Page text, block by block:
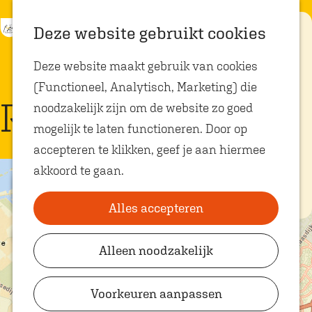
Deze website gebruikt cookies
Deze website maakt gebruik van cookies
(Functioneel, Analytisch, Marketing) die
noodzakelijk zijn om de website zo goed
mogelijk te laten functioneren. Door op
accepteren te klikken, geef je aan hiermee
akkoord te gaan.
Alles accepteren
Alleen noodzakelijk
Voorkeuren aanpassen
a
a
d
e
h
m
p
K
a
r
t
Z
e
k
e
n
e
n
u
Eten met
Op zoek naar
kindvriendelijke
restaurants in
Oosterhout? In
Oosterhout vind
je volop plekken
waar je gezellig
en lekker kunt
kindvriendelijke
eetadresjes.
Plan je bezoek
VVV Shop
VVV Oosterhout
Routes
L
4